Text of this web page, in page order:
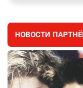
4
🗣Глава
қаһарманы
2659
НОВОСТИ